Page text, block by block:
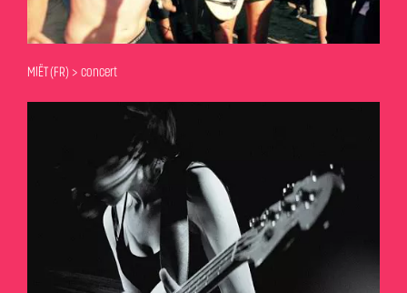
MIËT (FR) > concert